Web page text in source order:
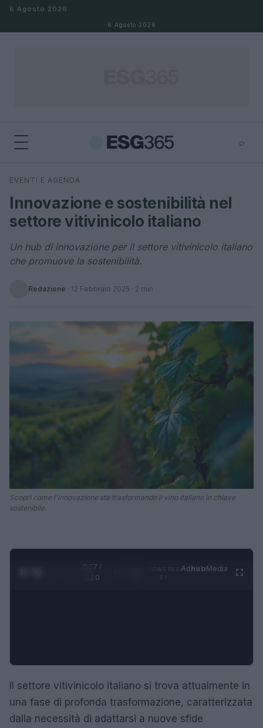
Salta al contenuto
6 Agosto 2026
6 Agosto 2026
⌕
Cerca
EVENTI E AGENDA
Innovazione e sostenibilità nel
settore vitivinicolo italiano
Un hub di innovazione per il settore vitivinicolo italiano
che promuove la sostenibilità.
Redazione · 12 Febbraio 2025 · 2 min
Scopri come l'innovazione sta trasformando il vino italiano in chiave
sostenibile.
0:28 /
1:20
AdhubMedia
Il settore vitivinicolo italiano si trova attualmente in
una fase di profonda trasformazione, caratterizzata
dalla necessità di adattarsi a nuove sfide